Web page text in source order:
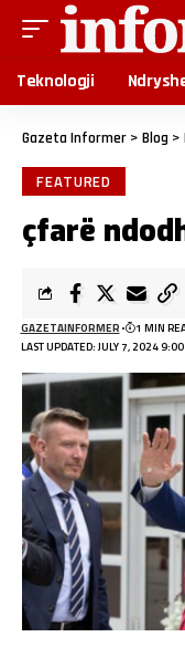
Teknologji
Gazeta Informer > Blog >
FEATURED
çfarë
LAST UPDATED: JULY 7, 2024
GAZETAINFORMER 1 MIN